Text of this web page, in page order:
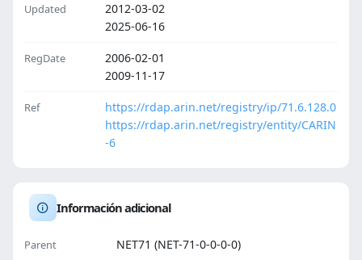
Updated
2012-03-02
2025-06-16
RegDate
2006-02-01
2009-11-17
Ref
https://rdap.arin.net/registry/ip/71.6.128.0
https://rdap.arin.net/registry/entity/CARIN
-6
Información adicional
Parent NET71 (NET-71-0-0-0-0)